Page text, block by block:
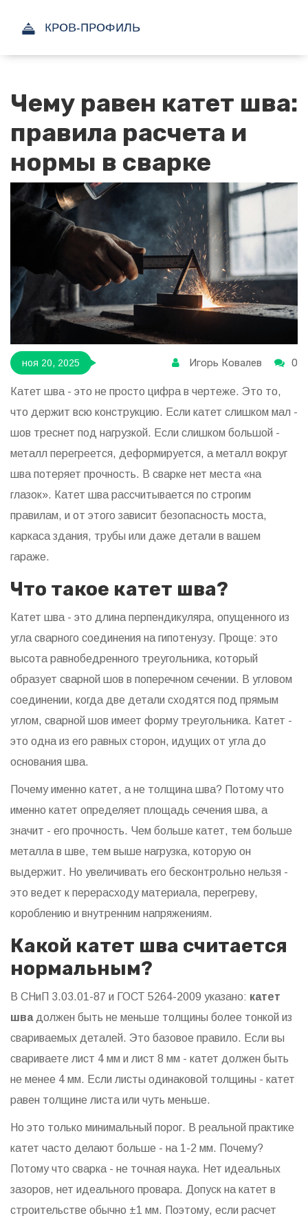
Чему равен катет шва:
правила расчета и
нормы в сварке
ноя 20, 2025 Игорь Ковалев 0
Катет шва - это не просто цифра в чертеже. Это то,
что держит всю конструкцию. Если катет слишком мал -
шов треснет под нагрузкой. Если слишком большой -
металл перегреется, деформируется, а металл вокруг
шва потеряет прочность. В сварке нет места «на
глазок». Катет шва рассчитывается по строгим
правилам, и от этого зависит безопасность моста,
каркаса здания, трубы или даже детали в вашем
гараже.
Что такое катет шва?
Катет шва - это длина перпендикуляра, опущенного из
угла сварного соединения на гипотенузу. Проще: это
высота равнобедренного треугольника, который
образует сварной шов в поперечном сечении. В угловом
соединении, когда две детали сходятся под прямым
углом, сварной шов имеет форму треугольника. Катет -
это одна из его равных сторон, идущих от угла до
основания шва.
Почему именно катет, а не толщина шва? Потому что
именно катет определяет площадь сечения шва, а
значит - его прочность. Чем больше катет, тем больше
металла в шве, тем выше нагрузка, которую он
выдержит. Но увеличивать его бесконтрольно нельзя -
это ведет к перерасходу материала, перегреву,
короблению и внутренним напряжениям.
Какой катет шва считается
нормальным?
В СНиП 3.03.01-87 и ГОСТ 5264-2009 указано: катет
швадолжен быть не меньше толщины более тонкой из
свариваемых деталей. Это базовое правило. Если вы
свариваете лист 4 мм и лист 8 мм - катет должен быть
не менее 4 мм. Если листы одинаковой толщины - катет
равен толщине листа или чуть меньше.
Но это только минимальный порог. В реальной практике
катет часто делают больше - на 1-2 мм. Почему?
Потому что сварка - не точная наука. Нет идеальных
зазоров, нет идеального провара. Допуск на катет в
строительстве обычно ±1 мм. Поэтому, если расчет